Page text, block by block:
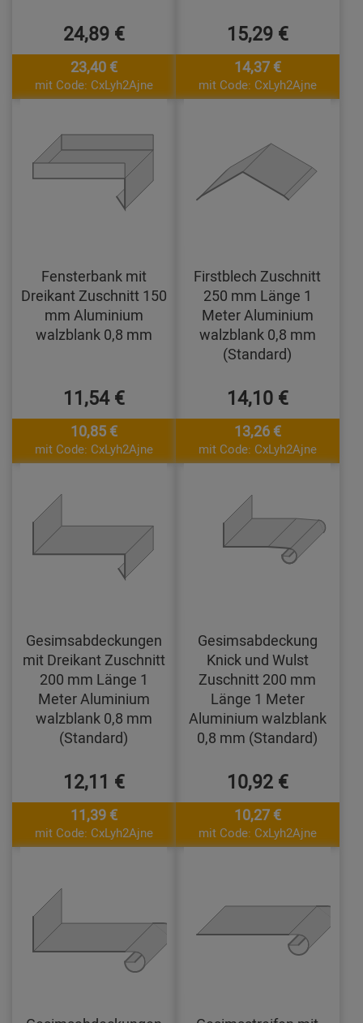
24,89 €
23,40 €
mit Code: CxLyh2Ajne
15,29 €
14,37 €
mit Code: CxLyh2Ajne
Fensterbank mit
Dreikant Zuschnitt 150
mm Aluminium
walzblank 0,8 mm
11,54 €
10,85 €
mit Code: CxLyh2Ajne
Firstblech Zuschnitt
250 mm Länge 1
Meter Aluminium
walzblank 0,8 mm
(Standard)
14,10 €
13,26 €
mit Code: CxLyh2Ajne
Gesimsabdeckungen
mit Dreikant Zuschnitt
200 mm Länge 1
Meter Aluminium
walzblank 0,8 mm
(Standard)
12,11 €
11,39 €
mit Code: CxLyh2Ajne
Gesimsabdeckung
Knick und Wulst
Zuschnitt 200 mm
Länge 1 Meter
Aluminium walzblank
0,8 mm (Standard)
10,92 €
10,27 €
mit Code: CxLyh2Ajne